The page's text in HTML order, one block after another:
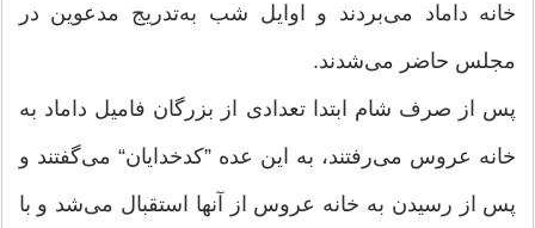
خانه داماد مى‌بردند و اوایل شب به‌تدریج مدعوین در
مجلس حاضر مى‌شدند.
پس از صرف شام ابتدا تعدادى از بزرگان فامیل داماد به
خانه عروس مى‌‌رفتند، به این عده ”کدخدایان“ مى‌گفتند و
پس از رسیدن به خانه عروس از آنها استقبال مى‌شد و با